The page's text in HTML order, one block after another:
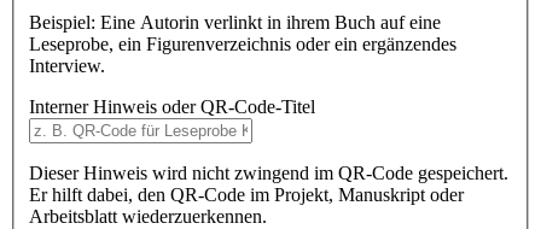
Beispiel: Eine Autorin verlinkt in ihrem Buch auf eine
Leseprobe, ein Figurenverzeichnis oder ein ergänzendes
Interview.
Interner Hinweis oder QR-Code-Titel
Dieser Hinweis wird nicht zwingend im QR-Code gespeichert.
Er hilft dabei, den QR-Code im Projekt, Manuskript oder
Arbeitsblatt wiederzuerkennen.